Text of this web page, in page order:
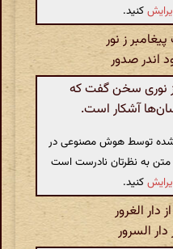
کنید.
ز نور
اندر صدور
نوری سخن گفت که
آشکار است.
شده توسط هوش مصنوعی در
متن به نظرتان نادرست است
کنید.
دار الغرور
السرور